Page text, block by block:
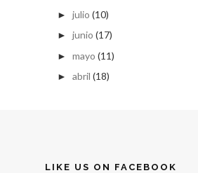
► julio (10)
► junio (17)
► mayo (11)
► abril (18)
LIKE US ON FACEBOOK